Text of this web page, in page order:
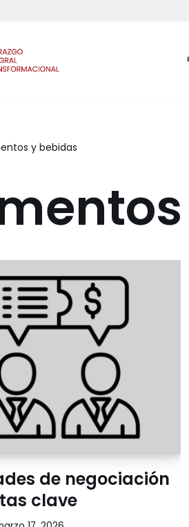
y bebidas
de negociación
clave